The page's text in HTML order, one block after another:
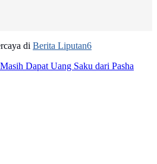
di Berita Liputan6
Dapat Uang Saku dari Pasha